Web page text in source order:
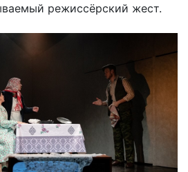
режиссёрский жест.